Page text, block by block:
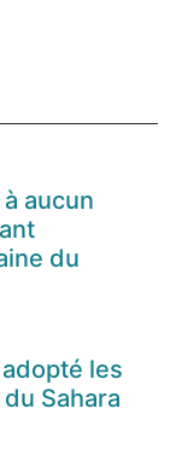
aucun
du
les
Sahara